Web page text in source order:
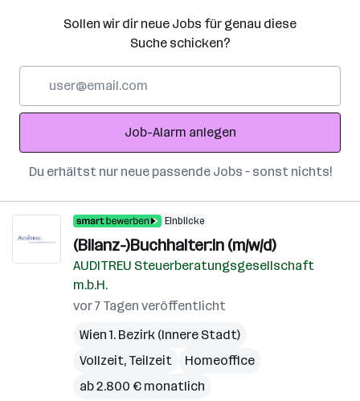
Sollen wir dir neue Jobs für genau diese
Suche schicken?
Adresse
Job-Alarm anlegen
Du erhältst nur neue passende Jobs – sonst nichts!
Einblicke
(Bilanz-)Buchhalter:in (m/w/d)
AUDITREU Steuerberatungsgesellschaft
m.b.H.
vor 7 Tagen veröffentlicht
Wien 1. Bezirk (Innere Stadt)
Vollzeit, Teilzeit
Homeoffice
ab 2.800 € monatlich